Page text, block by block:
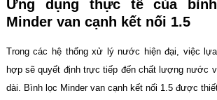
Ứng dụng thực tế của
Minder van cạnh kết nối 1.5
Trong các hệ thống xử lý nước hiện đại, việc
hợp sẽ quyết định trực tiếp đến chất lượng nước
dài. Bình lọc Minder van cạnh kết nối 1.5 được